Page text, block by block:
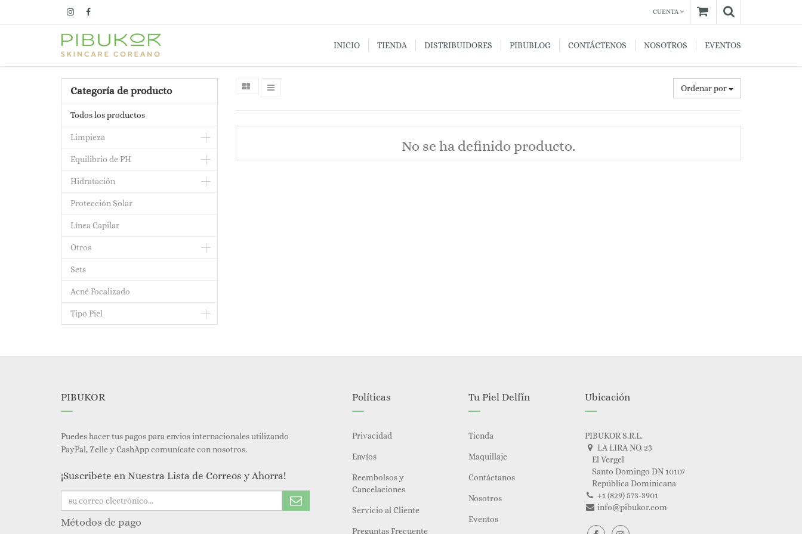
CUENTA
INICIO TIENDA DISTRIBUIDORES PIBUBLOG CONTÁCTENOS NOSOTROS EVENTOS
Categoría de producto
Todos los productos
Limpieza
Equilibrio de PH
Hidratación
Protección Solar
Línea Capilar
Otros
Sets
Acné Focalizado
Tipo Piel
Ordenar por
No se ha definido producto.
PIBUKOR
Puedes hacer tus pagos para envios internacionales utilizando
PayPal, Zelle y CashApp comunícate con nosotros.
¡Suscribete en Nuestra Lista de Correos y Ahorra!
Métodos de pago
Políticas
Privacidad
Envíos
Reembolsos y
Cancelaciones
Servicio al Cliente
Preguntas Frecuente
Tu Piel Delfín
Tienda
Maquillaje
Contáctanos
Nosotros
Eventos
Ubicación
PIBUKOR S.R.L.
LA LIRA NO. 23
El Vergel
Santo Domingo DN 10107
República Dominicana
+1 (829) 573-3901
info@pibukor.com